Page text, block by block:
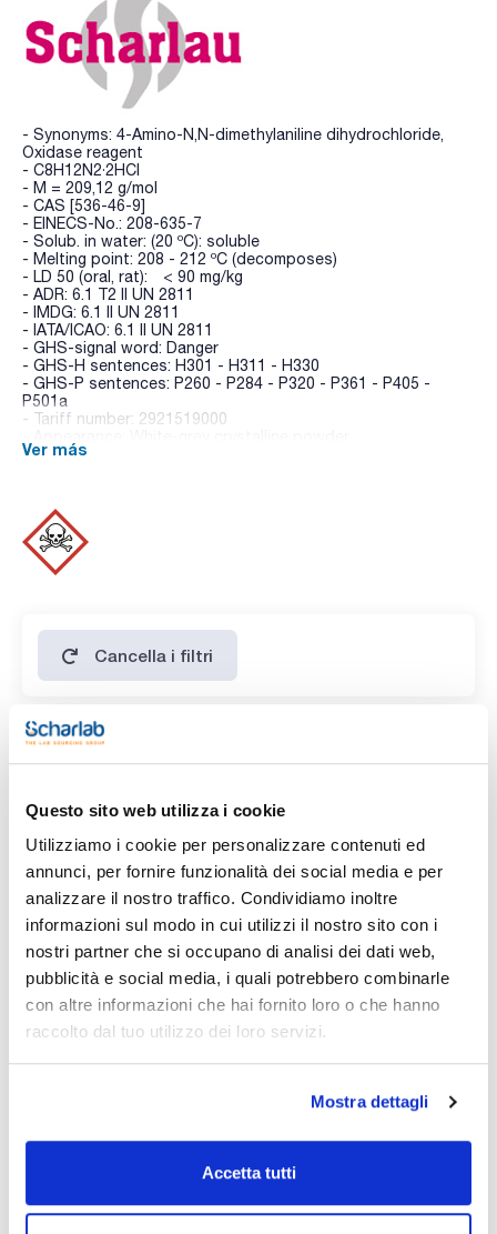
Questo sito web utilizza i cookie
Utilizziamo i cookie per personalizzare contenuti ed
annunci, per fornire funzionalità dei social media e per
analizzare il nostro traffico. Condividiamo inoltre
informazioni sul modo in cui utilizzi il nostro sito con i
nostri partner che si occupano di analisi dei dati web,
pubblicità e social media, i quali potrebbero combinarle
con altre informazioni che hai fornito loro o che hanno
raccolto dal tuo utilizzo dei loro servizi.
Mostra dettagli
Accetta tutti
- Synonyms: 4-Amino-N,N-dimethylaniline dihydrochloride,
Oxidase reagent
- C8H12N2·2HCl
- M = 209,12 g/mol
- CAS [536-46-9]
- EINECS-No.: 208-635-7
- Solub. in water: (20 ºC): soluble
- Melting point: 208 - 212 ºC (decomposes)
- LD 50 (oral, rat): < 90 mg/kg
- ADR: 6.1 T2 II UN 2811
- IMDG: 6.1 II UN 2811
- IATA/ICAO: 6.1 II UN 2811
- GHS-signal word: Danger
- GHS-H sentences: H301 - H311 - H330
- GHS-P sentences: P260 - P284 - P320 - P361 - P405 -
P501a
- Tariff number: 2921519000
turbidity: max. 3,5 N.T.U.
oxidase test: passes test
Ver más
Cancella i filtri
Caratteristiche
(1)
Tipo di imballaggio
Tubo di vetro(1)
Presentazione
5 g(1)